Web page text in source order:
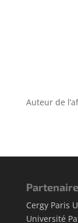
Auteur de
Cergy Paris
Université